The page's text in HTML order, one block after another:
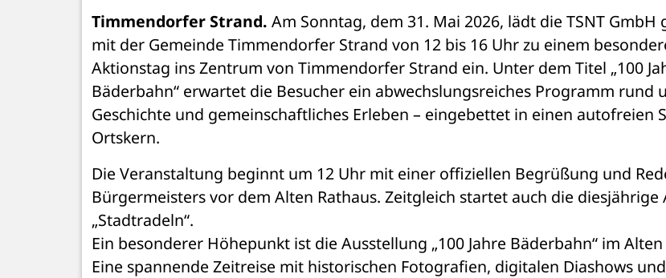
Timmendorfer Strand. Am Sonntag, dem 31. Mai 2026, lädt die TSNT GmbH
mit der Gemeinde Timmendorfer Strand von 12 bis 16 Uhr zu einem
Aktionstag ins Zentrum von Timmendorfer Strand ein. Unter dem Titel „100
Bäderbahn“ erwartet die Besucher ein abwechslungsreiches Programm rund
Geschichte und gemeinschaftliches Erleben – eingebettet in einen autofreien
Ortskern.
Die Veranstaltung beginnt um 12 Uhr mit einer offiziellen Begrüßung und
Bürgermeisters vor dem Alten Rathaus. Zeitgleich startet auch die diesjährige
„Stadtradeln“.
Ein besonderer Höhepunkt ist die Ausstellung „100 Jahre Bäderbahn“ im Alten
Eine spannende Zeitreise mit historischen Fotografien, digitalen Diashows und